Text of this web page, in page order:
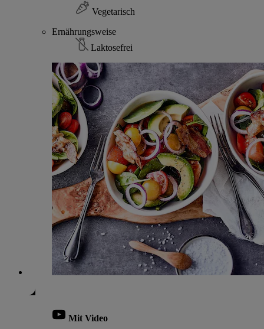
Vegetarisch
Ernährungsweise
Laktosefrei
Mit Video